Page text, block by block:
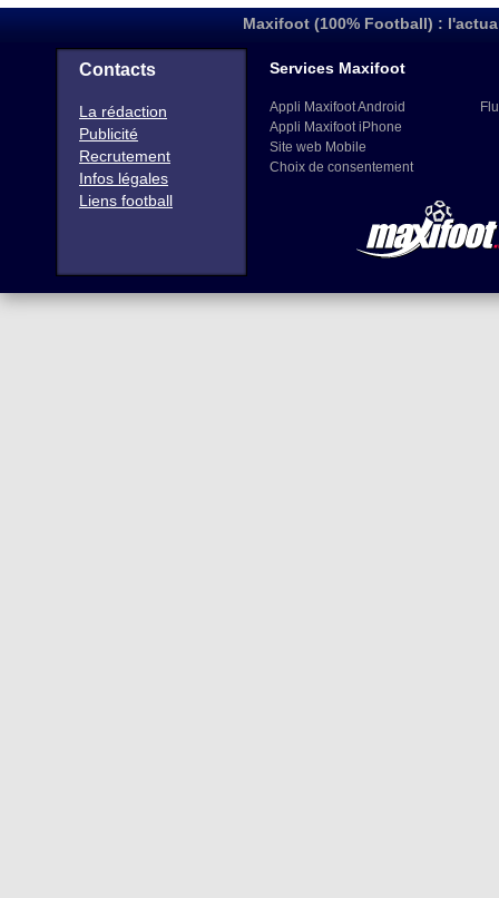
Maxifoot (100% Football) :
Contacts
La rédaction
Publicité
Recrutement
Infos légales
Liens football
Services Maxifoot
Appli Maxifoot Android
Appli Maxifoot iPhone
Site web Mobile
Choix de consentement